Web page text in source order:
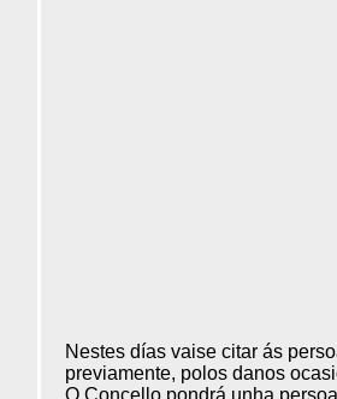
Nestes días vaise citar ás
previamente, polos danos
O Concello pondrá unha